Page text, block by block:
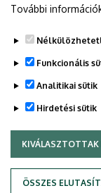
További
Funkcionális
Analitikai sütik
Hirdetési sütik
KIVÁLASZTOTTAK
ÖSSZES
WITHDRAW